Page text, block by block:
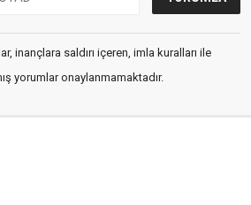
inançlara saldırı içeren, imla kuralları ile
yorumlar onaylanmamaktadır.